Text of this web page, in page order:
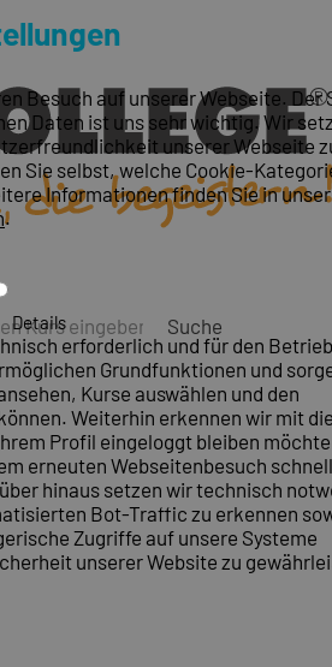
Suche
Besuch auf unserer Webseite. Der
Daten ist uns sehr wichtig. Wir
unserer Webseite
Sie selbst, welche Cookie-
Informationen finden Sie in
.
Details
erforderlich und für den
Grundfunktionen und
Kurse auswählen und den
Weiterhin erkennen wir mit
Profil eingeloggt bleiben
erneuten Webseitenbesuch
hinaus setzen wir technisch
Bot-Traffic zu erkennen
Zugriffe auf unsere Systeme
unserer Website zu